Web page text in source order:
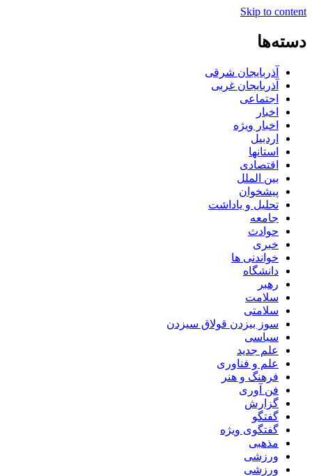
Skip to content
دسته‌ها
آذربایجان شرقی
آذربایجان غربی
اجتماعی
اخبار
اخبار ویژه
اردبیل
استانها
اقتصادی
بین الملل
پیشخوان
تحلیل و یاداشت
جامعه
حوادث
خبری
خواندنی ها
دانشگاه
رهبر
سلامت
سلامتی
سوز بیزدن قولاق سیزدن
سیاسی
علم جدید
علم و فناوری
فرهنگ و هنر
فن آوری
گزارش
گفتگو
گفتگوی ویژه
مذهبی
ورزشی
ورزشی